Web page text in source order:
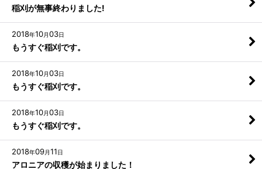
稲刈が無事終わりました!
2018年10月03日
もうすぐ稲刈です。
2018年10月03日
もうすぐ稲刈です。
2018年10月03日
もうすぐ稲刈です。
2018年09月11日
アロニアの収穫が始まりました！